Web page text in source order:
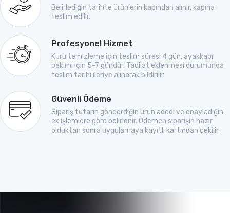
Belirlediğin tarihte ürünlerin kapından alınır, kapına
teslim edilir.
Profesyonel Hizmet
Kuru temizleme için teslim süresi 4 gün, ayakkabı
bakımı için 5-7 gündür. Tadilat eklenmesi durumunda
teslim tarihi ileriye alınarak bildirilir.
Güvenli Ödeme
Sipariş tutarın gönderdiğin ürün adedi ve onayladığın
ek işlemlere göre belirlenir. Ödemen siparişin hazır
olduktan sonra uygulamaya kayıtlı kartından çekilir.